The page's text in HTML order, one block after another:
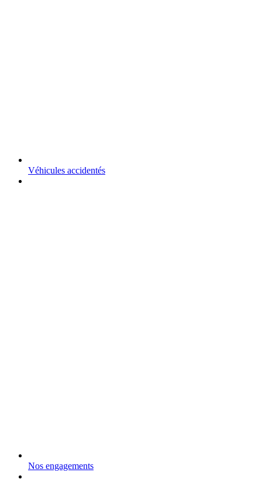
Véhicules accidentés
Nos engagements